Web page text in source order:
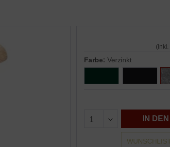
(inkl.
Farbe: Verzinkt
IN